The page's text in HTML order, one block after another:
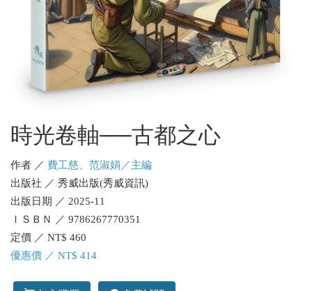
時光卷軸──古都之心
作者 ／ 費工慈、范淑娟／主編
出版社 ／ 秀威出版(秀威資訊)
出版日期 ／ 2025-11
ＩＳＢＮ ／ 9786267770351
定價 ／ NT$ 460
優惠價 ／ NT$ 414